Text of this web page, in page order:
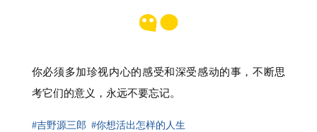
你必须多加珍视内心的感受和深受感动的事，不断思
考它们的意义，永远不要忘记。
#吉野源三郎 #你想活出怎样的人生